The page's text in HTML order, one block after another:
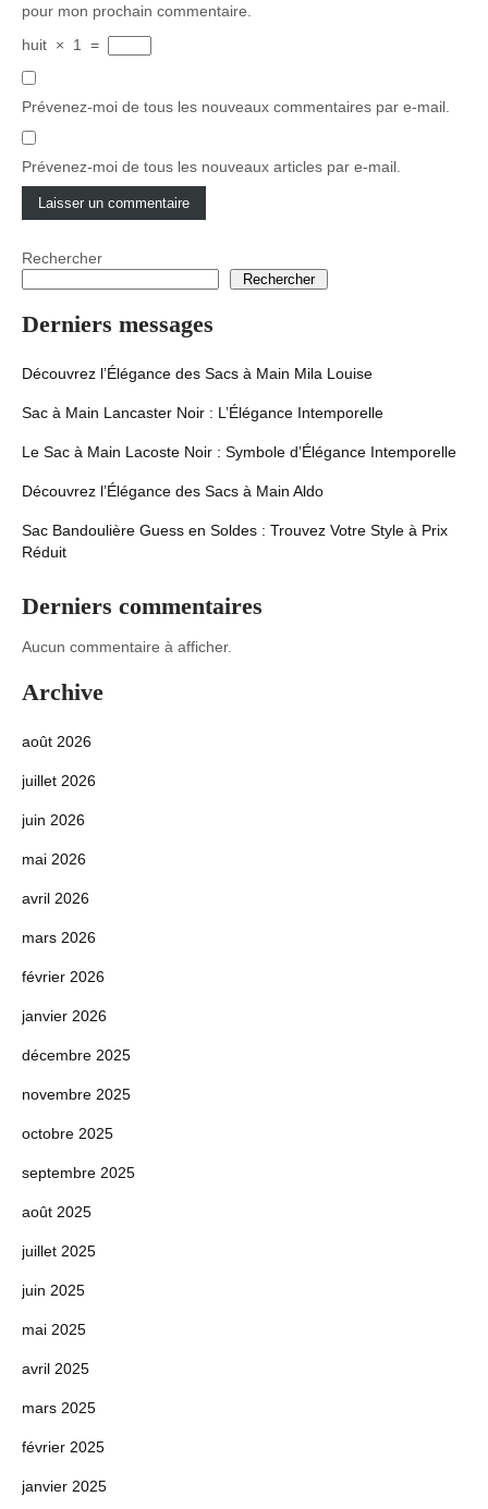
pour mon prochain commentaire.
huit × 1 =
Prévenez-moi de tous les nouveaux commentaires par e-mail.
Prévenez-moi de tous les nouveaux articles par e-mail.
Rechercher
Rechercher
Derniers messages
Découvrez l’Élégance des Sacs à Main Mila Louise
Sac à Main Lancaster Noir : L’Élégance Intemporelle
Le Sac à Main Lacoste Noir : Symbole d’Élégance Intemporelle
Découvrez l’Élégance des Sacs à Main Aldo
Sac Bandoulière Guess en Soldes : Trouvez Votre Style à Prix
Réduit
Derniers commentaires
Aucun commentaire à afficher.
Archive
août 2026
juillet 2026
juin 2026
mai 2026
avril 2026
mars 2026
février 2026
janvier 2026
décembre 2025
novembre 2025
octobre 2025
septembre 2025
août 2025
juillet 2025
juin 2025
mai 2025
avril 2025
mars 2025
février 2025
janvier 2025